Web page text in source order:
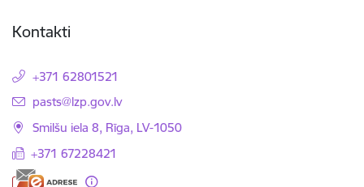
Kontakti
+371 62801521
E-pasts:
pasts@lzp.gov.lv
Smilšu iela 8, Rīga, LV-1050
+371 67228421